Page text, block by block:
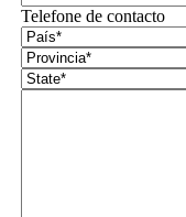
Telefone de contacto